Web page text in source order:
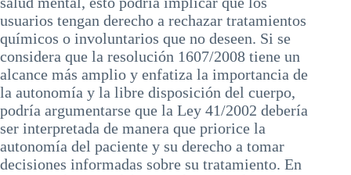
usuarios tengan derecho a rechazar tratamientos
químicos o involuntarios que no deseen. Si se
considera que la resolución 1607/2008 tiene un
alcance más amplio y enfatiza la importancia de
la autonomía y la libre disposición del cuerpo,
podría argumentarse que la Ley 41/2002 debería
ser interpretada de manera que priorice la
autonomía del paciente y su derecho a tomar
decisiones informadas sobre su tratamiento. En